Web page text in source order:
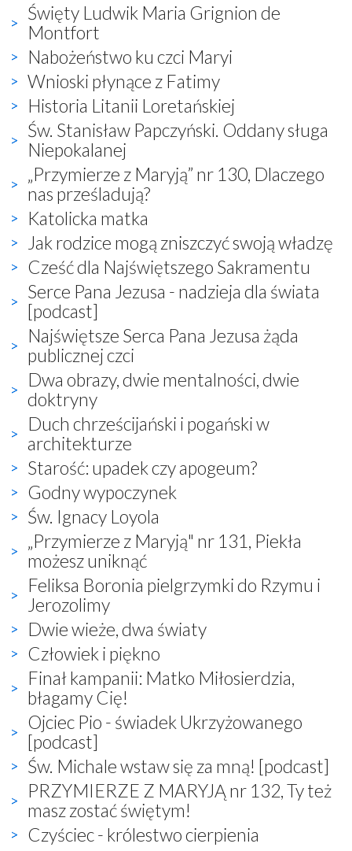
Święty Ludwik Maria Grignion de
Montfort
Nabożeństwo ku czci Maryi
Wnioski płynące z Fatimy
Historia Litanii Loretańskiej
Św. Stanisław Papczyński. Oddany sługa
Niepokalanej
„Przymierze z Maryją” nr 130, Dlaczego
nas prześladują?
Katolicka matka
Jak rodzice mogą zniszczyć swoją władzę
Cześć dla Najświętszego Sakramentu
Serce Pana Jezusa - nadzieja dla świata
[podcast]
Najświętsze Serca Pana Jezusa żąda
publicznej czci
Dwa obrazy, dwie mentalności, dwie
doktryny
Duch chrześcijański i pogański w
architekturze
Starość: upadek czy apogeum?
Godny wypoczynek
Św. Ignacy Loyola
„Przymierze z Maryją" nr 131, Piekła
możesz uniknąć
Feliksa Boronia pielgrzymki do Rzymu i
Jerozolimy
Dwie wieże, dwa światy
Człowiek i piękno
Finał kampanii: Matko Miłosierdzia,
błagamy Cię!
Ojciec Pio - świadek Ukrzyżowanego
[podcast]
Św. Michale wstaw się za mną! [podcast]
PRZYMIERZE Z MARYJĄ nr 132, Ty też
masz zostać świętym!
Czyściec - królestwo cierpienia